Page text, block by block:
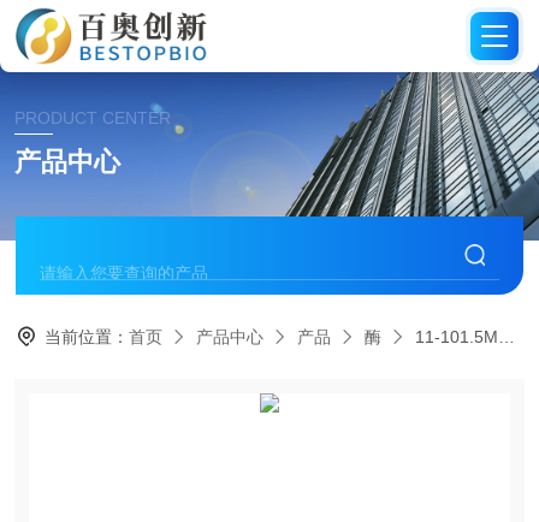
PRODUCT CENTER
产品中心
当前位置：首页 产品中心 产品 酶 11-101.5MolTox哺乳动物微粒体酶(S9)